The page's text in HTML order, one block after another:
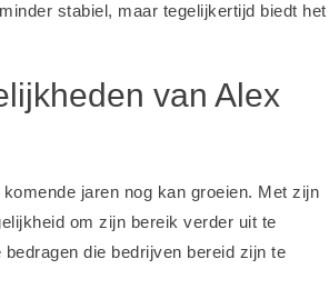
stabiel, maar tegelijkertijd biedt het
van Alex
jaren nog kan groeien. Met zijn
om zijn bereik verder uit te
die bedrijven bereid zijn te